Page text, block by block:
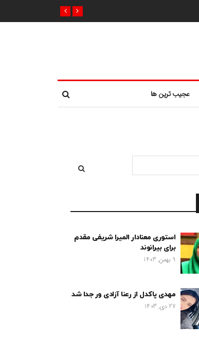
عجیب ترین ها
استوری معنادار المیرا شریفی مقدم
برای بیرانوند
9 بهمن, 1403
مهدی پاکدل از رعنا آزادی ور جدا شد
27 دی, 1403